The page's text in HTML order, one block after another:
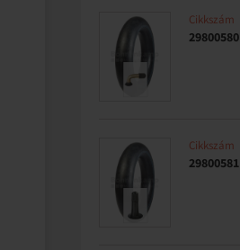
Cikkszám
29800580
Cikkszám
29800581